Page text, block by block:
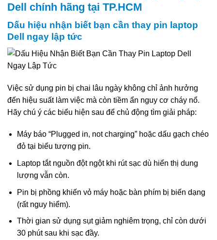
Dell chính hãng tại TP.HCM
Dấu hiệu nhận biết bạn cần thay pin laptop
Dell ngay lập tức
Việc sử dụng pin bị chai lâu ngày không chỉ ảnh hưởng
đến hiệu suất làm việc mà còn tiềm ẩn nguy cơ cháy nổ.
Hãy chú ý các biểu hiện sau để chủ động tìm giải pháp:
Máy báo “Plugged in, not charging” hoặc dấu gạch chéo
đỏ tại biểu tượng pin.
Laptop tắt nguồn đột ngột khi rút sạc dù hiển thị dung
lượng vẫn còn.
Pin bị phồng khiến vỏ máy hoặc bàn phím bị biến dạng
(rất nguy hiểm).
Thời gian sử dụng sụt giảm nghiêm trọng, chỉ còn dưới
30 phút sau khi sạc đầy.